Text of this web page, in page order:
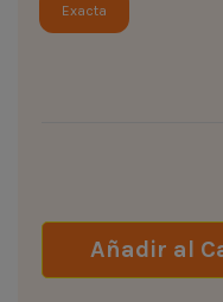
Exacta
Añadir al